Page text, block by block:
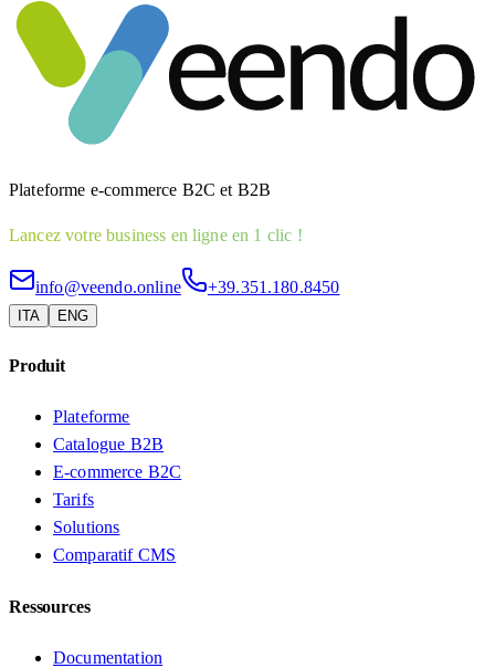
Plateforme e-commerce B2C et B2B
Lancez votre business en ligne en 1 clic !
info@veendo.online +39.351.180.8450
ITA ENG
Produit
Plateforme
Catalogue B2B
E-commerce B2C
Tarifs
Solutions
Comparatif CMS
Ressources
Documentation